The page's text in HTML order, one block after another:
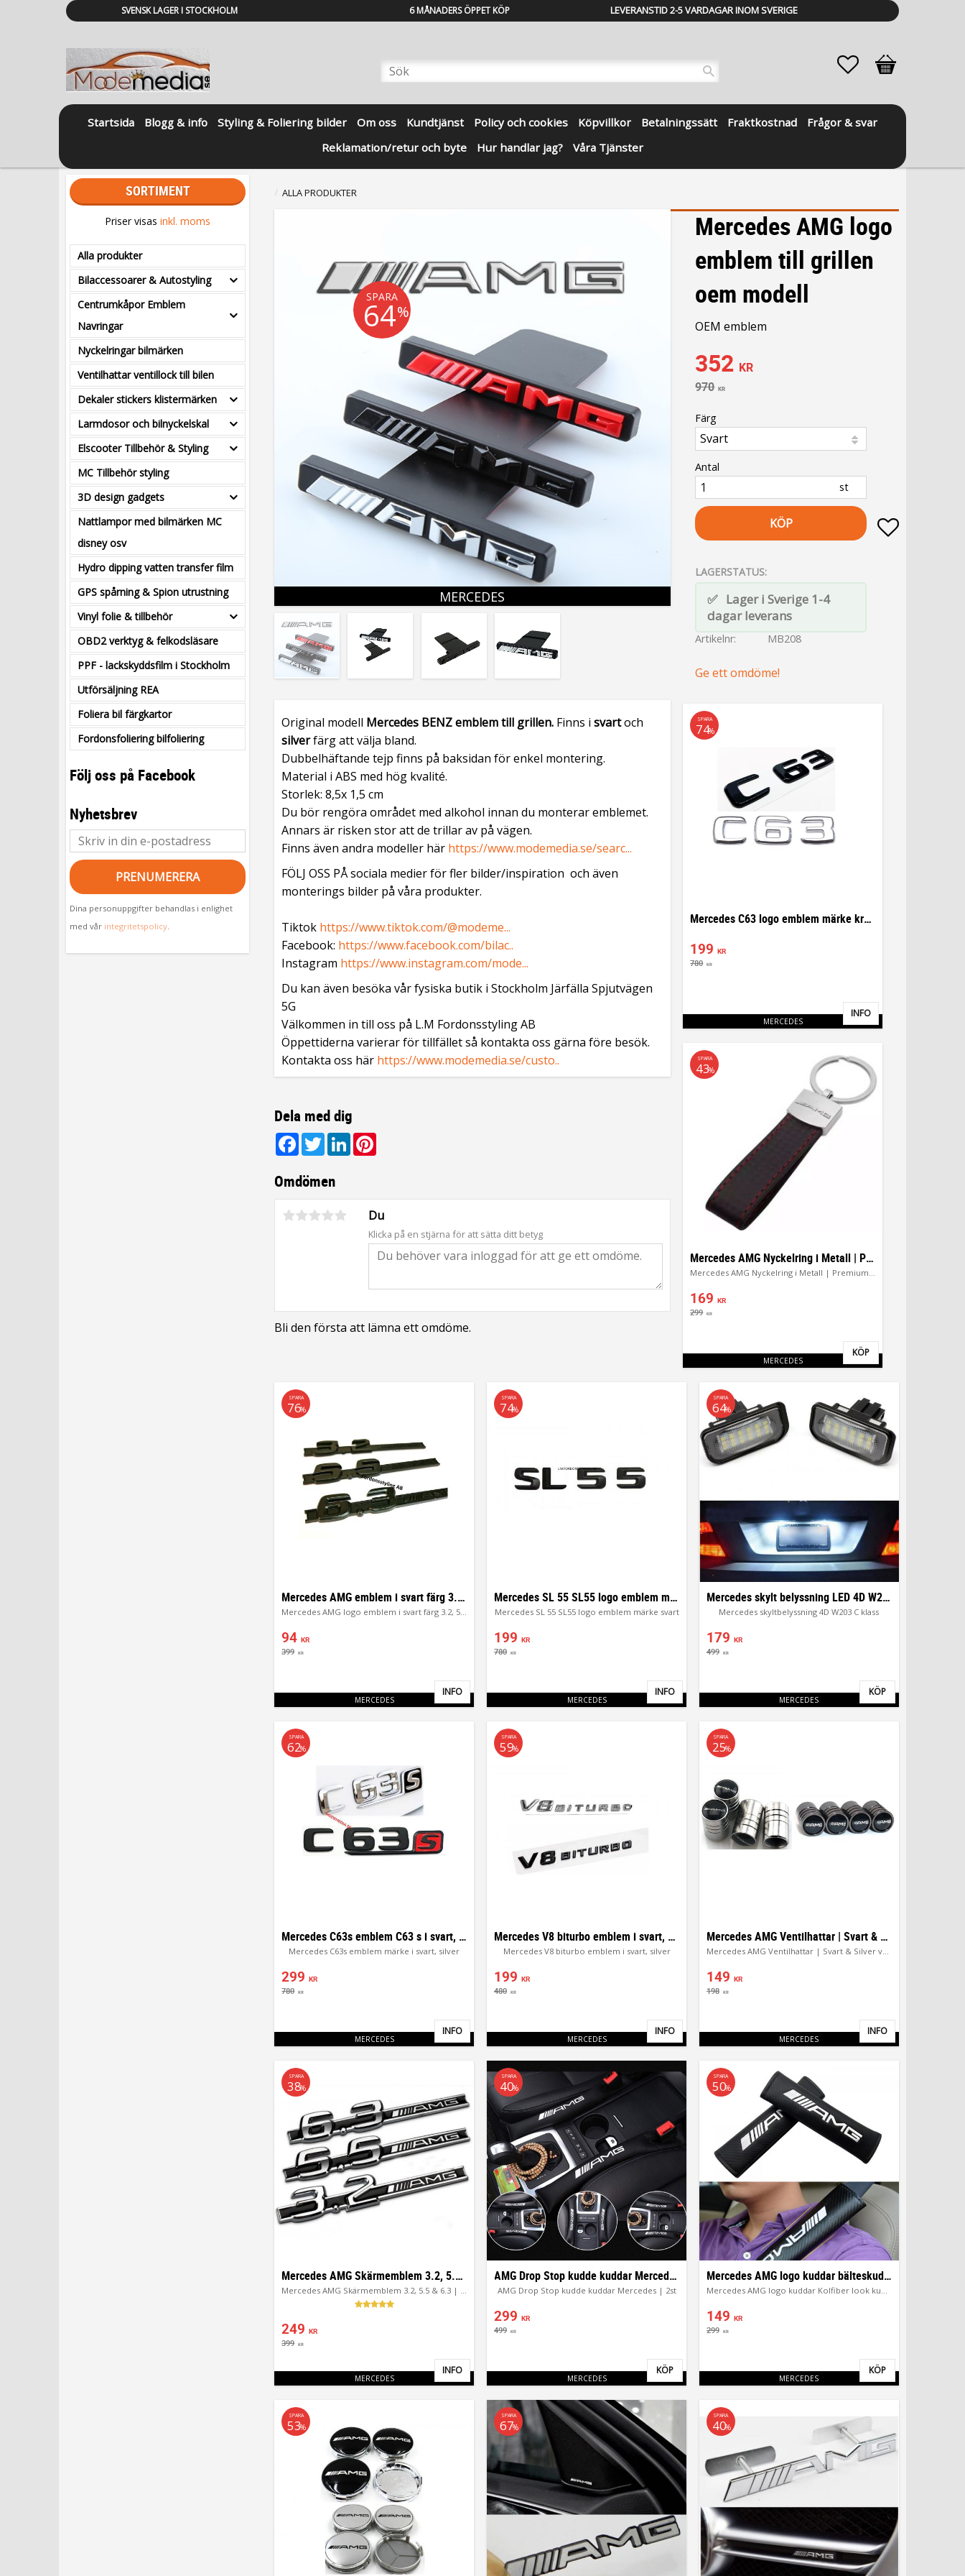
SVENSK LAGER I STOCKHOLM 6 MÅNADERS ÖPPET KÖP LEVERANSTID 2-5 VARDAGAR INOM SVERIGE
Startsida Blogg & info Styling & Foliering bilder Om oss Kundtjänst Policy och cookies Köpvillkor Betalningssätt Fraktkostnad
Frågor & svar
Reklamation/retur och byte
Hur handlar jag? Våra Tjänster
Favoriter
Kundvagn
ALLA PRODUKTER
Mercedes AMG logo
emblem till grillen
oem modell
OEM emblem
MERCEDES
SPARA
64%
Nedsatt pris:
352 KR
Ordinarie pris:
970 KR
Färg
Antal
st
KÖP Lägg till i
LAGERSTATUS
Lager i Sverige 1-4
dagar leverans
Artikelnr MB208
Ge ett omdöme!
Original modell Mercedes BENZ emblemtill grillen. Finns i svartoch
silverfärg att välja bland.
Dubbelhäftande tejp finns på baksidan för enkel montering.
Material i ABS med hög kvalité.
Storlek: 8,5x 1,5 cm
Du bör rengöra området med alkohol innan du monterar emblemet.
Annars är risken stor att de trillar av på vägen.
Finns även andra modeller här https://www.modemedia.se/searc...
FÖLJ OSS PÅ sociala medier för fler bilder/inspiration och även
monterings bilder på våra produkter.
Tiktok https://www.tiktok.com/@modeme...
Facebook: https://www.facebook.com/bilac..
Instagram https://www.instagram.com/mode...
Du kan även besöka vår fysiska butik i Stockholm Järfälla Spjutvägen
5G
Välkommen in till oss på L.M Fordonsstyling AB
Öppettiderna varierar för tillfället så kontakta oss gärna före besök.
Kontakta oss här https://www.modemedia.se/custo..
Dela med dig
Facebook
TwitterLinkedIn
Omdömen
Du
Klicka på en stjärna för att sätta ditt betyg
Bli den första att lämna ett omdöme.
Mercedes C63 logo emblem märke krom och svart
199 KR
780 KR
SPARA
74%
MERCEDES Lägg till i favoriter
INFO
Mercedes AMG Nyckelring i Metall | Premium Accessoar
Mercedes AMG Nyckelring i Metall | Premium Accessoar
169 KR
299 KR
SPARA
43%
MERCEDES Lägg till i favoriter
KÖP
Mercedes AMG emblem i svart färg 3.2, 5.5, 6.3
Mercedes AMG logo emblem i svart färg 3.2, 5.5, 6.3
94 KR
399 KR
SPARA
76%
MERCEDES Lägg till i favoriter
INFO
Mercedes SL 55 SL55 logo emblem märke
Mercedes SL 55 SL55 logo emblem märke svart
199 KR
780 KR
SPARA
74%
MERCEDES Lägg till i favoriter
INFO
Mercedes skylt belyssning LED 4D W203
Mercedes skyltbelyssning 4D W203 C klass
179 KR
499 KR
SPARA
64%
MERCEDES Lägg till i
KÖP
Mercedes C63s emblem C63 s i svart, silver
Mercedes C63s emblem märke i svart, silver
299 KR
780 KR
SPARA
62%
MERCEDES Lägg till i favoriter
INFO
Mercedes V8 biturbo emblem i svart, silver
Mercedes V8 biturbo emblem i svart, silver
199 KR
480 KR
SPARA
59%
MERCEDES Lägg till i favoriter
INFO
Mercedes AMG Ventilhattar | Svart & Silver 4st
Mercedes AMG Ventilhattar | Svart & Silver ventillock 4st
149 KR
198 KR
SPARA
25%
MERCEDES Lägg till i
INFO
Mercedes AMG Skärmemblem 3.2, 5.5 & 6.3 | 3M Emblem
Mercedes AMG Skärmemblem 3.2, 5.5 & 6.3 | 3M Emblem
249 KR
399 KR
SPARA
38%
MERCEDES Lägg till i favoriter
INFO
AMG Drop Stop kudde kuddar Mercedes | 2st
AMG Drop Stop kudde kuddar Mercedes | 2st
299 KR
499 KR
SPARA
40%
MERCEDES Lägg till i favoriter
KÖP
Mercedes AMG logo kuddar bälteskuddar i kolfiber
Mercedes AMG logo kuddar Kolfiber look kudde
149 KR
299 KR
SPARA
50%
MERCEDES Lägg till i
KÖP
SPARA
53%
SPARA
67%
SPARA
40%
SORTIMENT
Priser visasinkl. moms
Alla produkter
Bilaccessoarer & Autostyling
Centrumkåpor Emblem
Navringar
Nyckelringar bilmärken
Ventilhattar ventillock till bilen
Dekaler stickers klistermärken
Larmdosor och bilnyckelskal
Elscooter Tillbehör & Styling
MC Tillbehör styling
3D design gadgets
Nattlampor med bilmärken MC
disney osv
Hydro dipping vatten transfer film
GPS spårning & Spion utrustning
Vinyl folie & tillbehör
OBD2 verktyg & felkodsläsare
PPF - lackskyddsfilm i Stockholm
Utförsäljning REA
Foliera bil färgkartor
Fordonsfoliering bilfoliering
Följ oss på Facebook
Nyhetsbrev
PRENUMERERA
Dina personuppgifter behandlas i enlighet
med vår integritetspolicy.